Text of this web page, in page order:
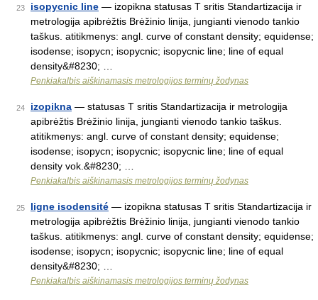
23 isopycnic line — izopikna statusas T sritis Standartizacija ir
metrologija apibrėžtis Brėžinio linija, jungianti vienodo tankio
taškus. atitikmenys: angl. curve of constant density; equidense;
isodense; isopycn; isopycnic; isopycnic line; line of equal
density&#8230; …
Penkiakalbis aiškinamasis metrologijos terminų žodynas
24 izopikna — statusas T sritis Standartizacija ir metrologija
apibrėžtis Brėžinio linija, jungianti vienodo tankio taškus.
atitikmenys: angl. curve of constant density; equidense;
isodense; isopycn; isopycnic; isopycnic line; line of equal
density vok.&#8230; …
Penkiakalbis aiškinamasis metrologijos terminų žodynas
25 ligne isodensité — izopikna statusas T sritis Standartizacija ir
metrologija apibrėžtis Brėžinio linija, jungianti vienodo tankio
taškus. atitikmenys: angl. curve of constant density; equidense;
isodense; isopycn; isopycnic; isopycnic line; line of equal
density&#8230; …
Penkiakalbis aiškinamasis metrologijos terminų žodynas